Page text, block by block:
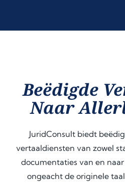
Beëdigde
Naar
JuridConsult biedt
vertaaldiensten van zowel
documentaties van en
ongeacht de originele